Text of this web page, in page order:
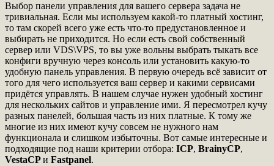
Выбор панели управления для вашего сервера задача не
тривиальная. Если мы используем какой-то платный хостинг,
то там скорей всего уже есть что-то предустановленное и
выбирать не приходится. Но если есть свой собственный
сервер или VDS\VPS, то вы уже вольны выбрать тыкать все
конфиги вручную через консоль или установить какую-то
удобную панель управления. В первую очередь всё зависит от
того для чего используется ваш сервер и какими сервисами
придётся управлять. В нашем случае нужен удобный хостинг
для нескольких сайтов и управление ими. Я пересмотрел кучу
разных панелей, большая часть из них платные. К тому же
многие из них имеют кучу совсем не нужного нам
функционала и слишком избыточны. Вот самые интересные и
подходящие под наши критерии отбора: ICP, BrainyCP,
VestaCPи Fastpanel.